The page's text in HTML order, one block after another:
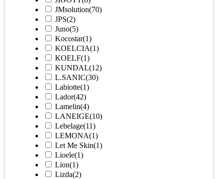
JMsolution(70)
JPS(2)
Juno(5)
Kocostar(1)
KOELCIA(1)
KOELF(1)
KUNDAL(12)
L.SANIC(30)
Labiotte(1)
Lador(42)
Lamelin(4)
LANEIGE(10)
Lebelage(11)
LEMONA(1)
Let Me Skin(1)
Lioele(1)
Lion(1)
Lizda(2)